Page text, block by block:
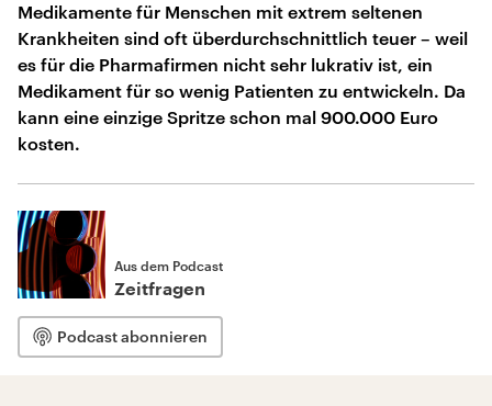
Medikamente für Menschen mit extrem seltenen
Krankheiten sind oft überdurchschnittlich teuer – weil
es für die Pharmafirmen nicht sehr lukrativ ist, ein
Medikament für so wenig Patienten zu entwickeln. Da
kann eine einzige Spritze schon mal 900.000 Euro
kosten.
Aus dem Podcast
Zeitfragen
Podcast abonnieren